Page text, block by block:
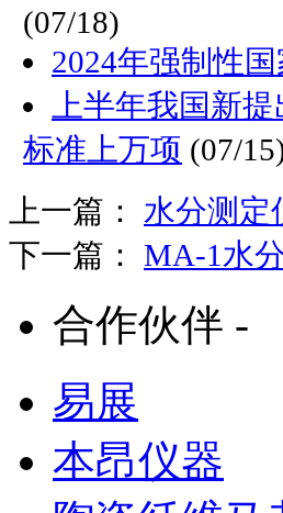
(07/18)
2024年强制性
上半年我国新
标准上万项 (07/
上一篇： 水分测定
下一篇： MA-1水
合作伙伴 -
易展
本昂仪器